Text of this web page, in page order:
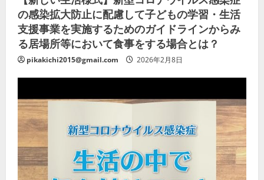
の感染拡大防止に配慮して子どもの学習・生活
支援事業を実施するためのガイドラインからみ
る居場所等において食事をする場合とは？
pikakichi2015@gmail.com 2026年2月8日